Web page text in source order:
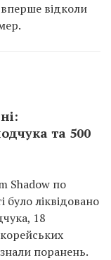
відколи
та 500
Shadow по
було ліквідовано
18
поранень.